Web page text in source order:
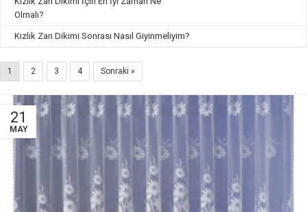
Olmalı?
Kızlık Zarı Dikimi Sonrası Nasıl Giyinmeliyim?
1 2 3 4 Sonraki »
21
MAY